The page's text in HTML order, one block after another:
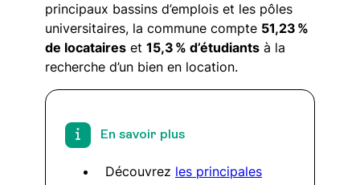
principaux bassins d’emplois et les pôles
universitaires, la commune compte 51,23 %
de locataires et 15,3 % d’étudiants à la
recherche d’un bien en location.
En savoir plus
Découvrez les principales